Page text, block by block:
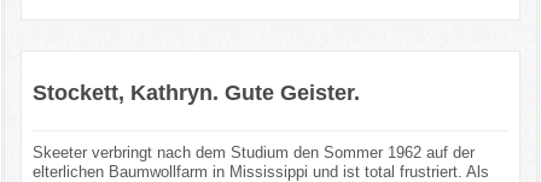
Stockett, Kathryn. Gute Geister.
Skeeter verbringt nach dem Studium den Sommer 1962 auf der
elterlichen Baumwollfarm in Mississippi und ist total frustriert. Als